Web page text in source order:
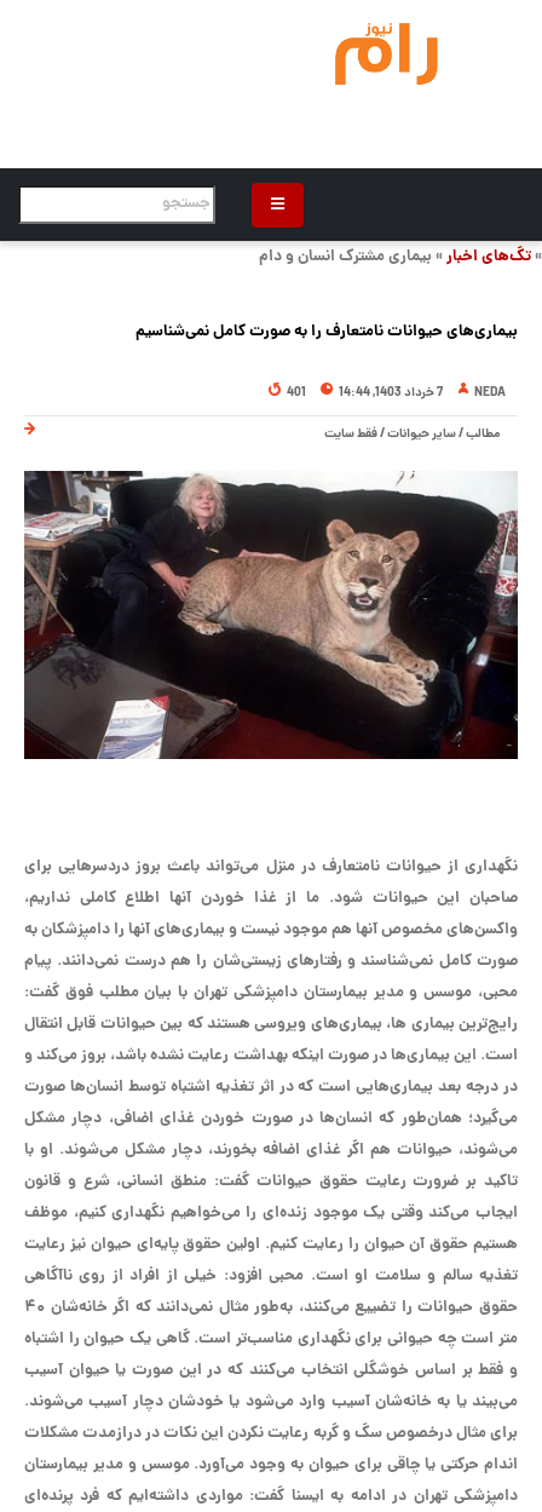
»تگ‌های اخبار» بیماری مشترک انسان و دام
بیماری‌های حیوانات نامتعارف را به صورت کامل نمی‌شناسیم
NEDA 7 خرداد 1403, 14:44 401
مطالب/سایر حیوانات/فقط سایت
نگهداری از حیوانات نامتعارف در منزل می‌تواند باعث بروز دردسرهایی برای
صاحبان این حیوانات شود. ما از غذا خوردن آنها اطلاع کاملی نداریم،
واکسن‌های مخصوص آنها هم موجود نیست و بیماری‌های آنها را دامپزشکان به
صورت کامل نمی‌شناسند و رفتارهای زیستی‌شان را هم درست نمی‌دانند. پیام
محبی، موسس و مدیر بیمارستان دامپزشکی تهران با بیان مطلب فوق گفت:
رایج‌ترین بیماری ها، بیماری‌های ویروسی هستند که بین حیوانات قابل انتقال
است. این بیماری‌ها در صورت اینکه بهداشت رعایت نشده باشد، بروز می‌کند و
در درجه بعد بیماری‌هایی است که در اثر تغذیه اشتباه توسط انسان‌ها صورت
می‌گیرد؛ همان‌طور که انسان‌ها در صورت خوردن غذای اضافی، دچار مشکل
می‌شوند، حیوانات هم اگر غذای اضافه بخورند، دچار مشکل می‌شوند. او با
تاکید بر ضرورت رعایت حقوق حیوانات گفت: منطق انسانی، شرع و قانون
ایجاب می‌کند وقتی یک موجود زنده‌ای را می‌خواهیم نگهداری کنیم، موظف
هستیم حقوق آن حیوان را رعایت کنیم. اولین حقوق پایه‌ای حیوان نیز رعایت
تغذیه سالم و سلامت او است. محبی افزود: خیلی از افراد از روی ناآگاهی
حقوق حیوانات را تضییع می‌کنند، به‌طور مثال نمی‌دانند که اگر خانه‌شان ۴۰
متر است چه حیوانی برای نگهداری مناسب‌تر است. گاهی یک حیوان را اشتباه
و فقط بر اساس خوشگلی انتخاب می‌کنند که در این صورت یا حیوان آسیب
می‌بیند یا به خانه‌شان آسیب وارد می‌شود یا خودشان دچار آسیب می‌شوند.
برای مثال درخصوص سگ و گربه رعایت نکردن این نکات در درازمدت مشکلات
اندام حرکتی یا چاقی برای حیوان به وجود می‌آورد. موسس و مدیر بیمارستان
دامپزشکی تهران در ادامه به ایسنا گفت: مواردی داشته‌ایم که فرد پرنده‌ای